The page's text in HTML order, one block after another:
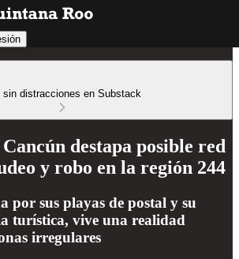
sin distracciones en Substack
destapa posible red
y robo en la región 244
por sus playas de postal y su
turística, vive una realidad
irregulares